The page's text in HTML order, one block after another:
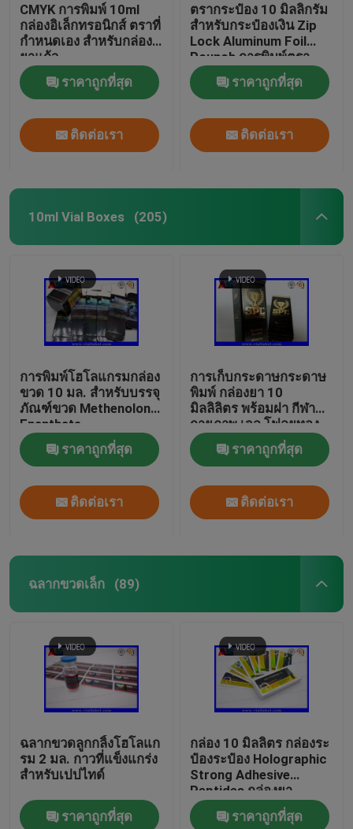
CMYK การพิมพ์ 10ml
กล่องอิเล็กทรอนิกส์ ตราที่
กําหนดเอง สําหรับกล่อง
ยาแก้ว
ราคาถูกที่สุด
ติดต่อเรา
ตรากระป๋อง 10 มิลลิกรัม
สําหรับกระป๋องเงิน Zip
Lock Aluminum Foil
Pounch การพิมพ์ตรา
กระป๋องแก้ว
ราคาถูกที่สุด
ติดต่อเรา
10ml Vial Boxes (205)
การพิมพ์โฮโลแกรมกล่อง
ขวด 10 มล. สำหรับบรรจุ
ภัณฑ์ขวด Methenolone
Enanthate
ราคาถูกที่สุด
ติดต่อเรา
การเก็บกระดาษกระดาษ
พิมพ์ กล่องยา 10
มิลลิลิตร พร้อมฝา กีฬา
กายภาพ เจล โฟลยทอง
แพคเกจ โฟลยทอง / ผล
งานโฮโลแกรม
ราคาถูกที่สุด
ติดต่อเรา
ฉลากขวดเล็ก (89)
ฉลากขวดลูกกลิ้งโฮโลแก
รม 2 มล. กาวที่แข็งแกร่ง
สำหรับเปปไทด์
ราคาถูกที่สุด
กล่อง 10 มิลลิตร กล่องระ
ป๋องระป๋อง Holographic
Strong Adhesive
Peptides กล่องยา
25x60 มิลลิเมตร
ราคาถูกที่สุด